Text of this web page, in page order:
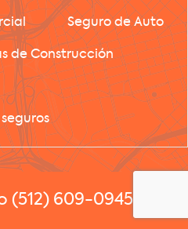
Seguro de Auto
de Construcción
Insurance , Todos los
(512) 609-0945